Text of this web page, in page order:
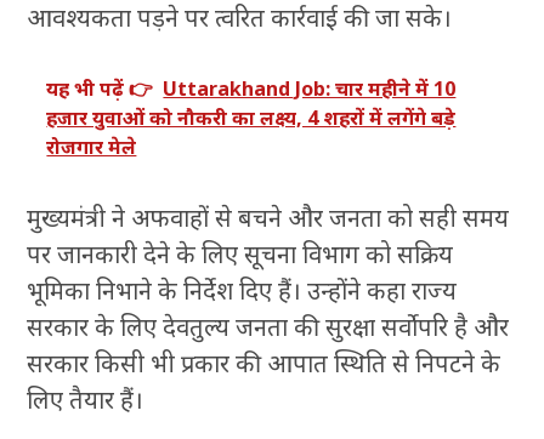
आवश्यकता पड़ने पर त्वरित कार्रवाई की जा सके।
यह भी पढ़ें 👉 Uttarakhand Job: चार महीने में 10
हजार युवाओं को नौकरी का लक्ष्य, 4 शहरों में लगेंगे बड़े
रोजगार मेले
मुख्यमंत्री ने अफवाहों से बचने और जनता को सही समय
पर जानकारी देने के लिए सूचना विभाग को सक्रिय
भूमिका निभाने के निर्देश दिए हैं। उन्होंने कहा राज्य
सरकार के लिए देवतुल्य जनता की सुरक्षा सर्वोपरि है और
सरकार किसी भी प्रकार की आपात स्थिति से निपटने के
लिए तैयार हैं।